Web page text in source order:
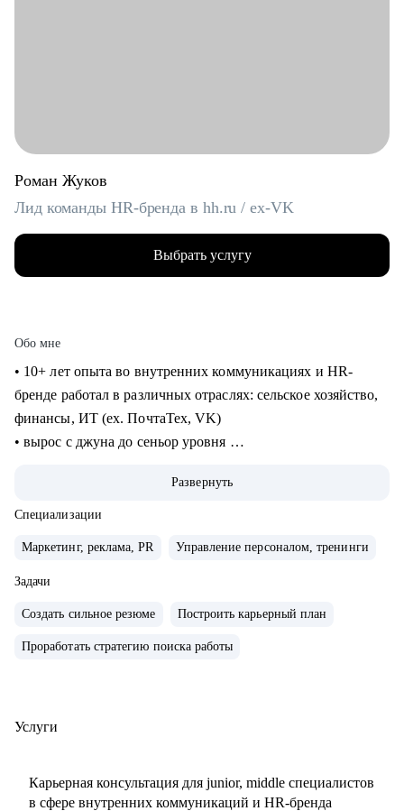
Роман Жуков
Лид команды HR-бренда в hh.ru / ex-VK
Выбрать услугу
Обо мне
• 10+ лет опыта во внутренних коммуникациях и HR-
бренде работал в различных отраслях: сельское хозяйство,
финансы, ИТ (ех. ПочтаТех, VK)
• вырос с джуна до сеньор уровня
компаниях с нуля, создавал и внедрял EVP, и новые
концепции бренда работодателя
человек для внешних и внутренних участников
• сейчас развиваю бренд работодателя в лидере HR-tech
России.
развития HR-бренда
• сформулировать карьерную цель и разработать план для
необходимые для достижения этой цели
Развернуть
Специализации
Маркетинг, реклама, PR Управление персоналом, тренинги
Задачи
Создать сильное резюме Построить карьерный план
Проработать стратегию поиска работы
Услуги
Карьерная консультация для junior, middle специалистов
в сфере внутренних коммуникаций и HR-бренда